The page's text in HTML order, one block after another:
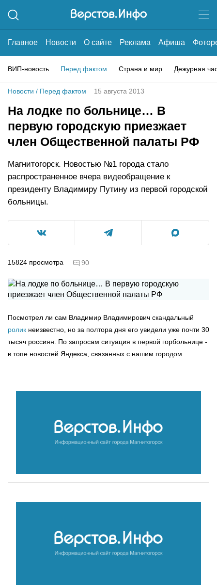
Главное Новости О сайте Реклама Афиша
ВИП-новость Перед фактом Страна и мир Дежурная
Новости / Перед фактом 15 августа 2013
На лодке по больнице… В
первую городскую приезжает
член Общественной палаты РФ
Магнитогорск. Новостью №1 города стало
распространенное вчера видеобращение к
президенту Владимиру Путину из первой городской
больницы.
15824 просмотра 90
Посмотрел ли сам Владимир Владимирович скандальный
ролик неизвестно, но за полтора дня его увидели уже почти 30
тысяч россиян. По запросам ситуация в первой горбольнице -
в топе новостей Яндекса, связанных с нашим городом.